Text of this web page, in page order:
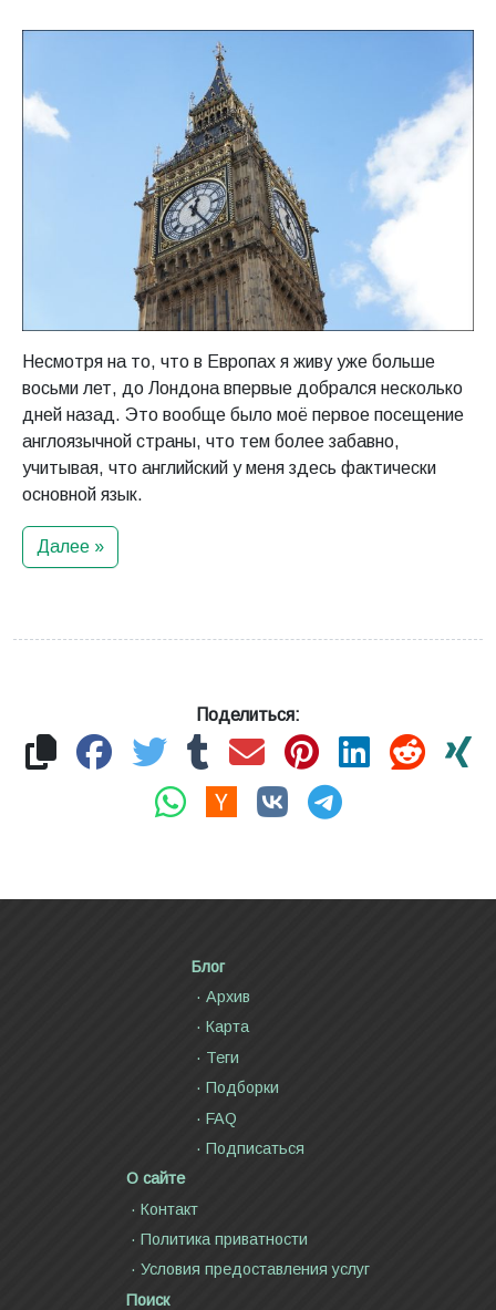
Несмотря на то, что в Европах я живу уже больше
восьми лет, до Лондона впервые добрался несколько
дней назад. Это вообще было моё первое посещение
англоязычной страны, что тем более забавно,
учитывая, что английский у меня здесь фактически
основной язык.
Далее »
Поделиться:
Блог
Архив
Карта
Теги
Подборки
FAQ
Подписаться
О сайте
Контакт
Политика приватности
Условия предоставления услуг
Поиск